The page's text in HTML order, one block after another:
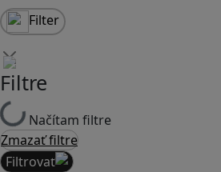
Filter
Filtre
Načítam filtre
Zmazať filtre
Filtrovať